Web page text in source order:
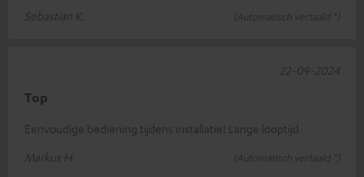
Sebastian K.
(Automatisch vertaald *)
Top
Eenvoudige bediening tijdens installatie! Lange looptijd
Markus H.
(Automatisch vertaald *)
22-09-2024